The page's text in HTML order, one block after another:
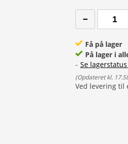
Få på lager
På lager i
- Se
(Opdateret kl.
Ved levering til